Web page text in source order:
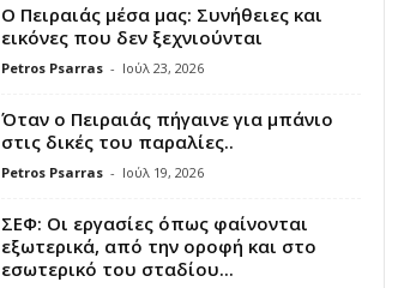
Ο Πειραιάς μέσα μας: Συνήθειες και
εικόνες που δεν ξεχνιούνται
Petros Psarras - Ιούλ 23, 2026
Όταν ο Πειραιάς πήγαινε για μπάνιο
στις δικές του παραλίες..
Petros Psarras - Ιούλ 19, 2026
ΣΕΦ: Οι εργασίες όπως φαίνονται
εξωτερικά, από την οροφή και στο
εσωτερικό του σταδίου...